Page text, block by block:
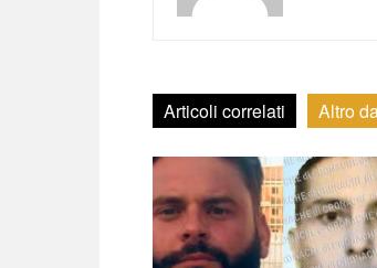
Articoli correlati Altro